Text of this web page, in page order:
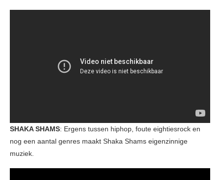
SHAKA SHAMS: Ergens tussen hiphop, foute eightiesrock en
nog een aantal genres maakt Shaka Shams eigenzinnige
muziek.